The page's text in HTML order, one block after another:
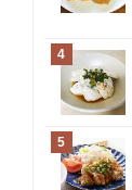
4
5